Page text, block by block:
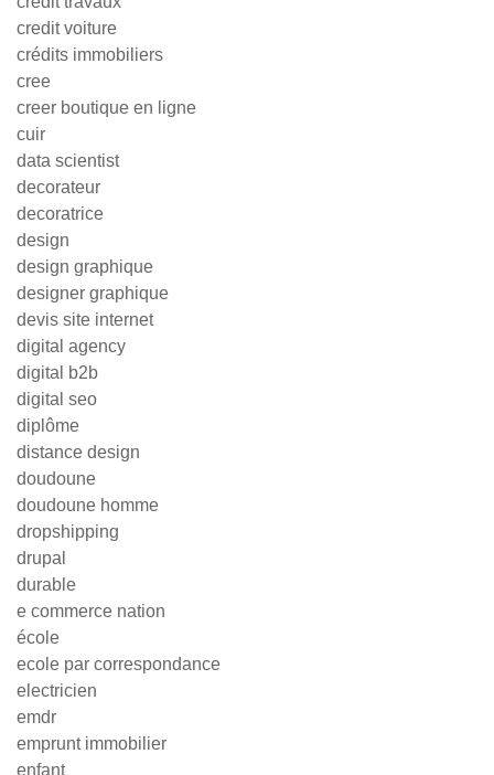
credit voiture
crédits immobiliers
cree
creer boutique en ligne
cuir
data scientist
decorateur
decoratrice
design
design graphique
designer graphique
devis site internet
digital agency
digital b2b
digital seo
diplôme
distance design
doudoune
doudoune homme
dropshipping
drupal
durable
e commerce nation
école
ecole par correspondance
electricien
emdr
emprunt immobilier
enfant